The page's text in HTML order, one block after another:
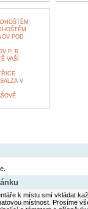
POD
P. R.
VAŠÍ
V
k místu smí vkládat
místnost. Prosíme